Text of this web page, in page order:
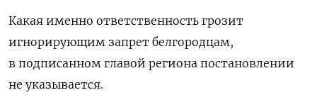
Какая именно ответственность грозит
игнорирующим запрет белгородцам,
в подписанном главой региона постановлении
не указывается.